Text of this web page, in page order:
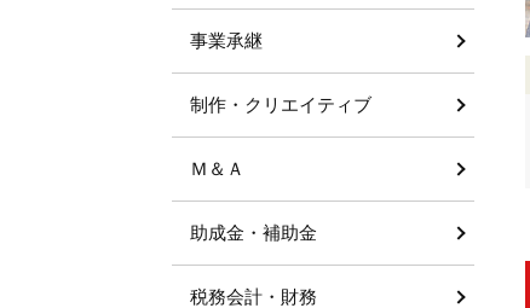
事業承継
制作・クリエイティブ
Ｍ＆Ａ
助成金・補助金
税務会計・財務